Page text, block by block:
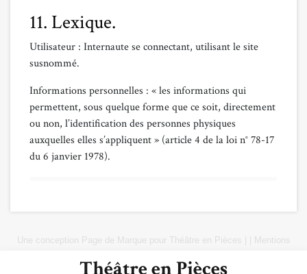
Théâtre en Pièces
11. Lexique.
Utilisateur : Internaute se connectant, utilisant le site
susnommé.
Informations personnelles : « les informations qui
permettent, sous quelque forme que ce soit, directement
ou non, l’identification des personnes physiques
auxquelles elles s’appliquent » (article 4 de la loi n° 78-17
du 6 janvier 1978).
Une conception Page de Marque pour Théâtre en Pièces
Mentions